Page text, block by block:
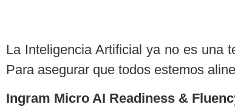
La Inteligencia Artificial ya no es una
Para asegurar que todos estemos
Ingram Micro AI Readiness &